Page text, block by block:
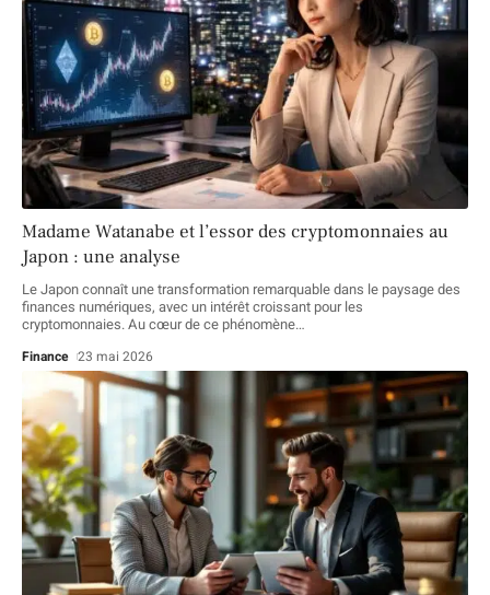
Madame Watanabe et l’essor des cryptomonnaies au
Japon : une analyse
Le Japon connaît une transformation remarquable dans le paysage des
finances numériques, avec un intérêt croissant pour les
cryptomonnaies. Au cœur de ce phénomène…
Finance 23 mai 2026